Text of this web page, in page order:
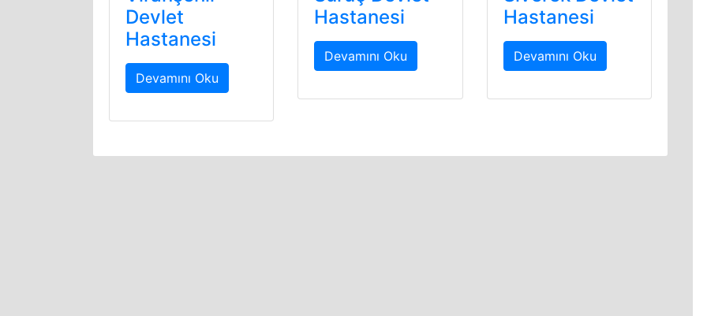
Devlet
Hastanesi
Devamını Oku
Hastanesi
Devamını Oku
Hastanesi
Devamını Oku